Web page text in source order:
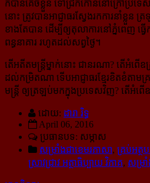
ក៏បានគេចខ្លួន ទៅជ្រកកោន​នៅក្រៅ​ប្រទេ
នោះ ត្រូវបានអាជ្ញាធរស្វែងរកការនាំខ្លួន
ខាង​តែ​បាន ដើម្បី​ឲ្យតុលាការនៅភ្នំពេញ ធ្
ពន្ធនាគារ រហូតដល់សព្វថ្ងៃ។
តើអតីតមន្ត្រីម្នាក់នោះ ជានរណា? តើអំពើឧ
ដល់កម្រិតណា ទើបអាជ្ញាធរ​ខ្មែរ​ខិតខំតាម
មន្ត្រី ឲ្យត្រឡប់មកក្នុងប្រទេសវិញ? តើអំពើឧ
ដោយ: ដារា រិទ្ធ
April 06, 2016
ប្រធានបទ: សម្ភាស
សម្រាំងជាខេមរភាសា, គ្រប់អត្ថ
ស្រាវជ្រាវ អត្ថាធិប្បាយ វិភាគ, សម្រាំ